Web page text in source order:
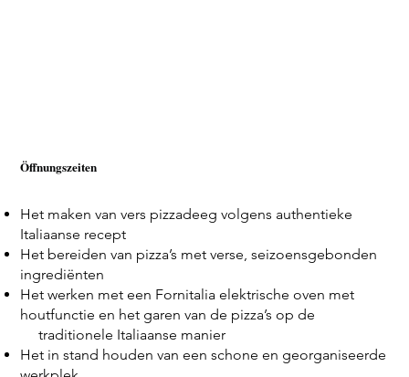
Öffnungszeiten
Het maken van vers pizzadeeg volgens authentieke
Italiaanse recept
Het bereiden van pizza’s met verse, seizoensgebonden
ingrediënten
Het werken met een Fornitalia elektrische oven met
houtfunctie en het garen van de pizza’s op de
traditionele Italiaanse manier
Het in stand houden van een schone en georganiseerde